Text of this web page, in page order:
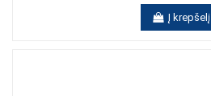
Į krepšelį